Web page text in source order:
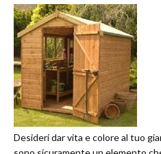
Desideri dar vita e colore al tuo